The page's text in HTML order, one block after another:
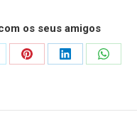
os seus amigos
Share
Share
Share